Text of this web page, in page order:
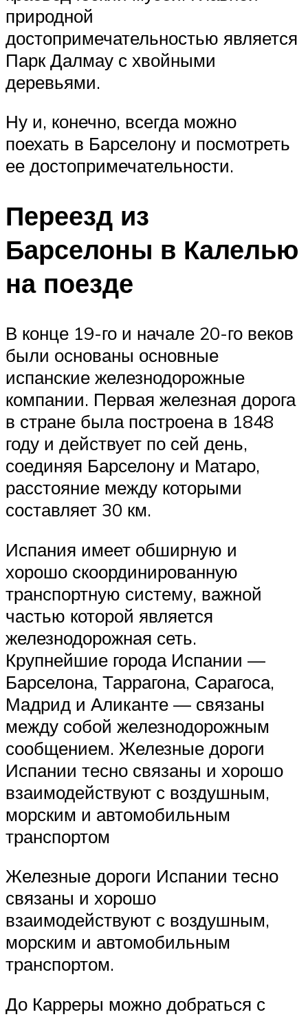
природной
достопримечательностью является
Парк Далмау с хвойными
деревьями.
Ну и, конечно, всегда можно
поехать в Барселону и посмотреть
ее достопримечательности.
Переезд из
Барселоны в Калелью
на поезде
В конце 19-го и начале 20-го веков
были основаны основные
испанские железнодорожные
компании. Первая железная дорога
в стране была построена в 1848
году и действует по сей день,
соединяя Барселону и Матаро,
расстояние между которыми
составляет 30 км.
Испания имеет обширную и
хорошо скоординированную
транспортную систему, важной
частью которой является
железнодорожная сеть.
Крупнейшие города Испании —
Барселона, Таррагона, Сарагоса,
Мадрид и Аликанте — связаны
между собой железнодорожным
сообщением. Железные дороги
Испании тесно связаны и хорошо
взаимодействуют с воздушным,
морским и автомобильным
транспортом
Железные дороги Испании тесно
связаны и хорошо
взаимодействуют с воздушным,
морским и автомобильным
транспортом.
До Карреры можно добраться с